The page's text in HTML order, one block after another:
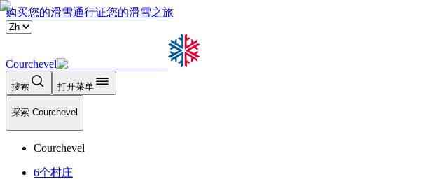
购买您的滑雪通行证您的滑雪之旅
Courchevel
搜索 打开菜单
探索 Courchevel
Courchevel
6个村庄